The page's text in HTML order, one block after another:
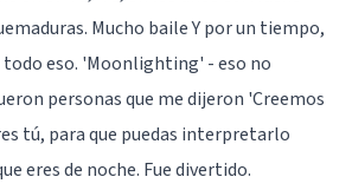
Mucho baile Y por un tiempo,
eso. 'Moonlighting' - eso no
personas que me dijeron 'Creemos
tú, para que puedas interpretarlo
eres de noche. Fue divertido.